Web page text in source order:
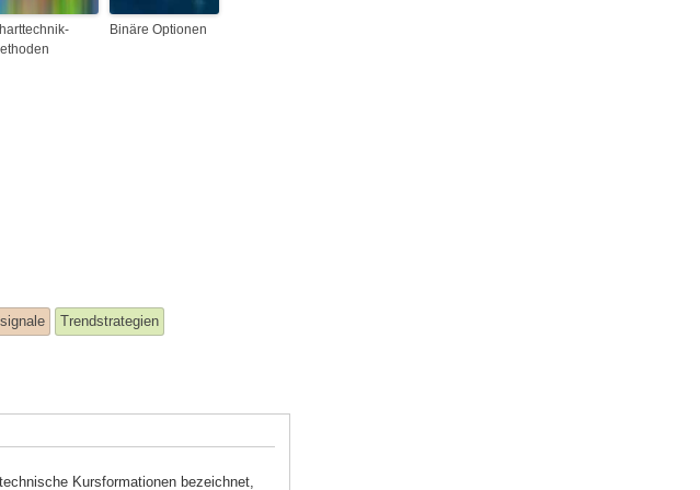
Binäre Optionen
Trendstrategien
Kursformationen bezeichnet,